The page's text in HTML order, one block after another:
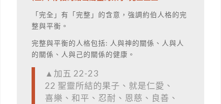
「完全」有「完整」的含意，強調約伯人格的完
整與平衡。
完整與平衡的人格包括: 人與神的關係、人與人
的關係、人與己的關係的健康。
▲加五 22-23
22 聖靈所結的果子、就是仁愛、
喜樂、和平、忍耐、恩慈、良善、